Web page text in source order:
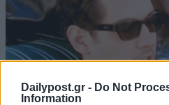
Dailypost.gr - Do Not
Information